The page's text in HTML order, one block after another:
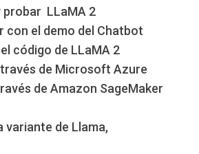
probar LLaMA 2
con el demo del Chatbot
código de LLaMA 2
de Microsoft Azure
de Amazon SageMaker
variante de Llama,